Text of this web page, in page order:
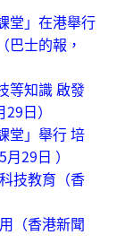
堂」在港舉行
（巴士的報，
等知識 啟發
29日）
堂」舉行 培
月29日 ）
技教育 （香
（香港新聞